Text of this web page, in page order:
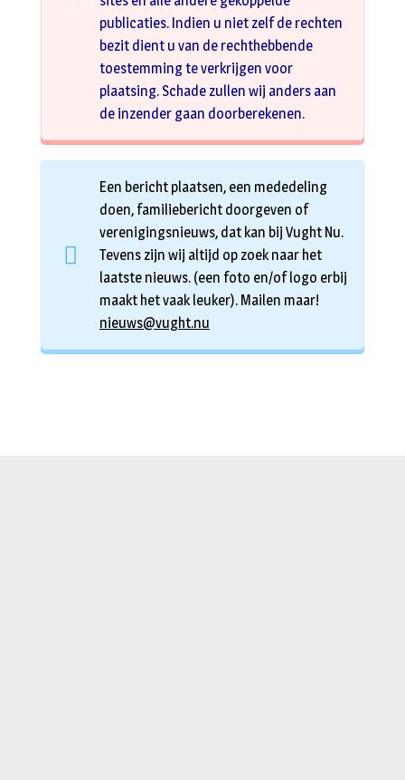
publicaties. Indien u niet zelf de rechten
bezit dient u van de rechthebbende
toestemming te verkrijgen voor
plaatsing. Schade zullen wij anders aan
de inzender gaan doorberekenen.
Een bericht plaatsen, een mededeling
doen, familiebericht doorgeven of
verenigingsnieuws, dat kan bij Vught Nu.
Tevens zijn wij altijd op zoek naar het
laatste nieuws. (een foto en/of logo erbij
maakt het vaak leuker). Mailen maar!
nieuws@vught.nu